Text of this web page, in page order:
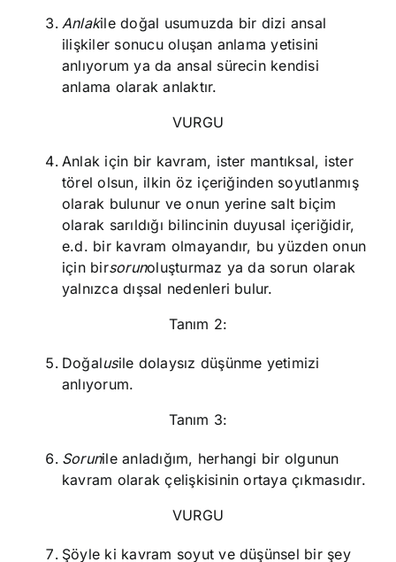
Anlakile doğal usumuzda bir dizi ansal
ilişkiler sonucu oluşan anlama yetisini
anlıyorum ya da ansal sürecin kendisi
anlama olarak anlaktır.
VURGU
Anlak için bir kavram, ister mantıksal, ister
törel olsun, ilkin öz içeriğinden soyutlanmış
olarak bulunur ve onun yerine salt biçim
olarak sarıldığı bilincinin duyusal içeriğidir,
e.d. bir kavram olmayandır, bu yüzden onun
için birsorunoluşturmaz ya da sorun olarak
yalnızca dışsal nedenleri bulur.
Tanım 2:
Doğalusile dolaysız düşünme yetimizi
anlıyorum.
Tanım 3:
Sorunile anladığım, herhangi bir olgunun
kavram olarak çelişkisinin ortaya çıkmasıdır.
VURGU
Şöyle ki kavram soyut ve düşünsel bir şey